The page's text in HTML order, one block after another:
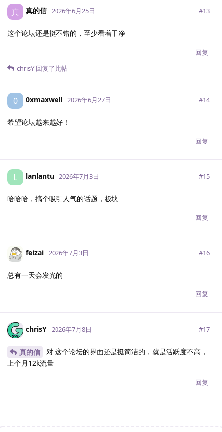
真 真的信 2026年6月25日 #13
这个论坛还是挺不错的，至少看着干净
回复
chrisY 回复了此帖
0 0xmaxwell 2026年6月27日 #14
希望论坛越来越好！
回复
L lanlantu 2026年7月3日 #15
哈哈哈，搞个吸引人气的话题，板块
回复
feizai 2026年7月3日 #16
总有一天会发光的
回复
chrisY 2026年7月8日 #17
真的信
对 这个论坛的界面还是挺简洁的，就是活跃度不高，
上个月12k流量
回复